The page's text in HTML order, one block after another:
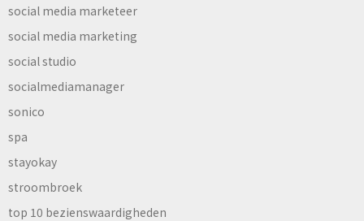
social media marketeer
social media marketing
social studio
socialmediamanager
sonico
spa
stayokay
stroombroek
top 10 bezienswaardigheden